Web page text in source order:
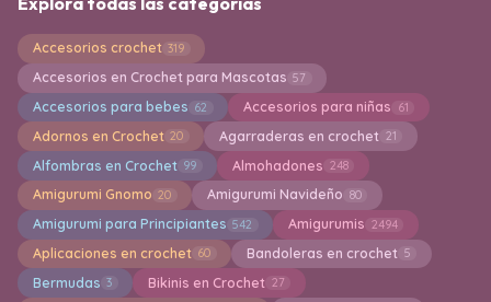
Accesorios crochet 319
Accesorios en Crochet para Mascotas 57
Accesorios para bebes 62 Accesorios para niñas 61
Adornos en Crochet 20 Agarraderas en crochet 21
Alfombras en Crochet 99 Almohadones 248
Amigurumi Gnomo 20 Amigurumi Navideño 80
Amigurumi para Principiantes 542 Amigurumis 2494
Aplicaciones en crochet 60 Bandoleras en crochet 5
Bermudas 3 Bikinis en Crochet 27